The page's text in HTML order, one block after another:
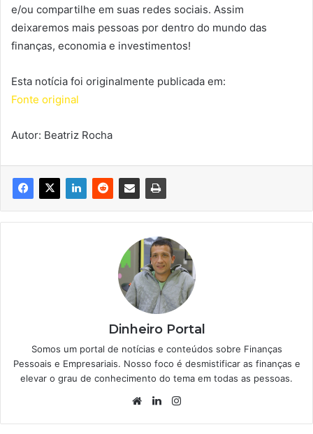
e/ou compartilhe em suas redes sociais. Assim
deixaremos mais pessoas por dentro do mundo das
finanças, economia e investimentos!
Esta notícia foi originalmente publicada em:
Fonte original
Autor: Beatriz Rocha
Dinheiro Portal
Somos um portal de notícias e conteúdos sobre Finanças
Pessoais e Empresariais. Nosso foco é desmistificar as finanças e
elevar o grau de conhecimento do tema em todas as pessoas.
WebsiteLinkedin